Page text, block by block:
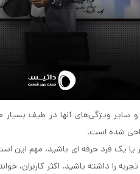
و سایر ویژگی‌های آنها در طیف
شده است.
یک فرد حرفه ای باشید، مهم این
تجربه را داشته باشید. اکثر